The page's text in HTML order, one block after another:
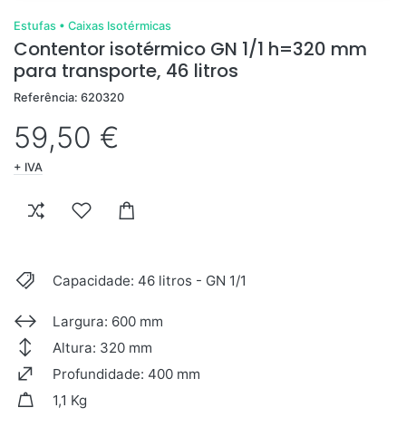
Estufas • Caixas Isotérmicas
Contentor isotérmico GN 1/1 h=320 mm
para transporte, 46 litros
Referência: 620320
59,50 €
+ IVA
Capacidade: 46 litros - GN 1/1
Largura: 600 mm
Altura: 320 mm
Profundidade: 400 mm
1,1 Kg